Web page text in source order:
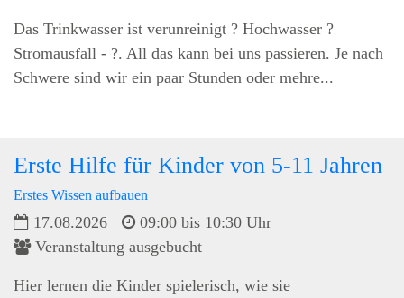
Das Trinkwasser ist verunreinigt ? Hochwasser ?
Stromausfall - ?. All das kann bei uns passieren. Je nach
Schwere sind wir ein paar Stunden oder mehre...
Erste Hilfe für Kinder von 5-11 Jahren
Erstes Wissen aufbauen
17.08.2026
09:00 bis 10:30 Uhr
Veranstaltung ausgebucht
Hier lernen die Kinder spielerisch, wie sie